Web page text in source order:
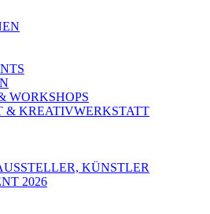
WORKSHOPS
& KREATIVWERKSTATT
KÜNSTLER
2026